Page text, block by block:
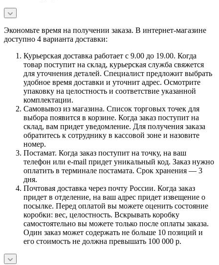
Экономьте время на получении заказа. В интернет-магазине
доступно 4 варианта доставки:
Курьерская доставка работает с 9.00 до 19.00. Когда
товар поступит на склад, курьерская служба свяжется
для уточнения деталей. Специалист предложит выбрать
удобное время доставки и уточнит адрес. Осмотрите
упаковку на целостность и соответствие указанной
комплектации.
Самовывоз из магазина. Список торговых точек для
выбора появится в корзине. Когда заказ поступит на
склад, вам придет уведомление. Для получения заказа
обратитесь к сотруднику в кассовой зоне и назовите
номер.
Постамат. Когда заказ поступит на точку, на ваш
телефон или e-mail придет уникальный код. Заказ нужно
оплатить в терминале постамата. Срок хранения — 3
дня.
Почтовая доставка через почту России. Когда заказ
придет в отделение, на ваш адрес придет извещение о
посылке. Перед оплатой вы можете оценить состояние
коробки: вес, целостность. Вскрывать коробку
самостоятельно вы можете только после оплаты заказа.
Один заказ может содержать не больше 10 позиций и
его стоимость не должна превышать 100 000 р.